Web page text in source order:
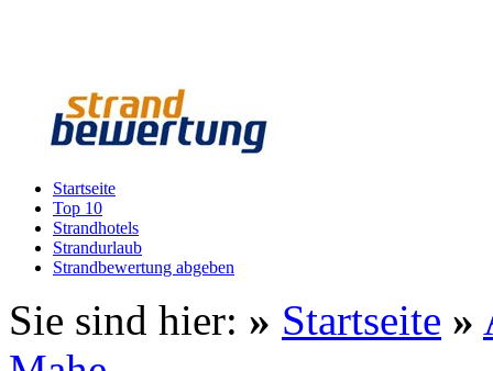
Startseite
Top 10
Strandhotels
Strandurlaub
Strandbewertung abgeben
Sie sind hier: » Startseite »